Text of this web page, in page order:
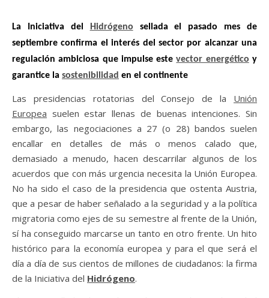
La Iniciativa del Hidrógeno sellada el pasado mes de
septiembre confirma el interés del sector por alcanzar una
regulación ambiciosa que impulse estevector energético y
garantice la sostenibilidad en el continente
Las presidencias rotatorias del Consejo de la Unión
Europea suelen estar llenas de buenas intenciones. Sin
embargo, las negociaciones a 27 (o 28) bandos suelen
encallar en detalles de más o menos calado que,
demasiado a menudo, hacen descarrilar algunos de los
acuerdos que con más urgencia necesita la Unión Europea.
No ha sido el caso de la presidencia que ostenta Austria,
que a pesar de haber señalado a la seguridad y a la política
migratoria como ejes de su semestre al frente de la Unión,
sí ha conseguido marcarse un tanto en otro frente. Un hito
histórico para la economía europea y para el que será el
día a día de sus cientos de millones de ciudadanos: la firma
de la Iniciativa del Hidrógeno.